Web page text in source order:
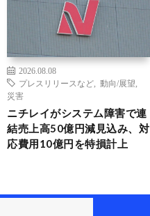
2026.08.08
プレスリリースなど
動向/展望
災害
ニチレイがシステム障害で連
結売上高50億円減見込み、対
応費用10億円を特損計上